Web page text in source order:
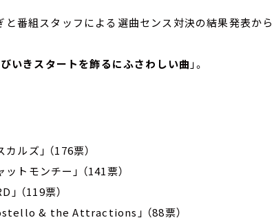
と番組スタッフによる選曲センス対決の結果発表から
いきスタートを飾るにふさわしい曲 」。
ルズ」 （176票）
トモンチー」 （141票）
（119票）
& the Attractions」 （88票）